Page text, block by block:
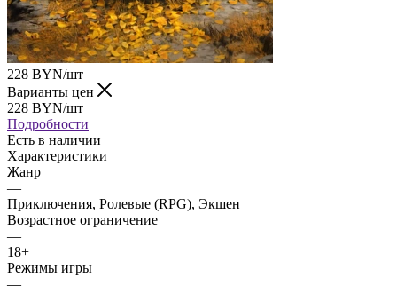
228 BYN/шт
Варианты цен
228 BYN/шт
Подробности
Есть в наличии
Характеристики
Жанр
—
Приключения, Ролевые (RPG), Экшен
Возрастное ограничение
—
18+
Режимы игры
—